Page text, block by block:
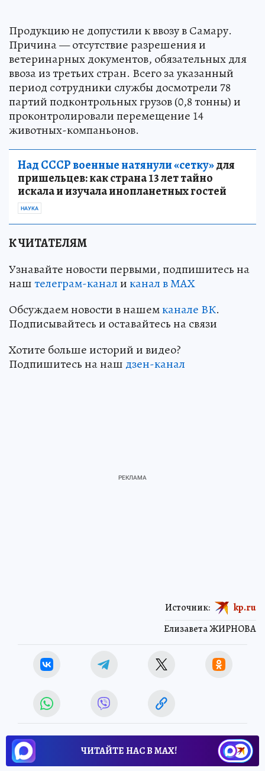
Продукцию не допустили к ввозу в Самару.
Причина — отсутствие разрешения и
ветеринарных документов, обязательных для
ввоза из третьих стран. Всего за указанный
период сотрудники службы досмотрели 78
партий подконтрольных грузов (0,8 тонны) и
проконтролировали перемещение 14
животных-компаньонов.
Над СССР военные натянули «сетку»для
пришельцев: как страна 13 лет тайно
искала и изучала инопланетных гостей
НАУКА
К ЧИТАТЕЛЯМ
Узнавайте новости первыми, подпишитесь на
наштелеграм-каналиканал в МАХ
Обсуждаем новости в нашемканале ВК.
Подписывайтесь и оставайтесь на связи
Хотите больше историй и видео?
Подпишитесь на наш дзен-канал
Елизавета ЖИРНОВА
Источник: kp.ru
ЧИТАЙТЕ НАС В МАХ!